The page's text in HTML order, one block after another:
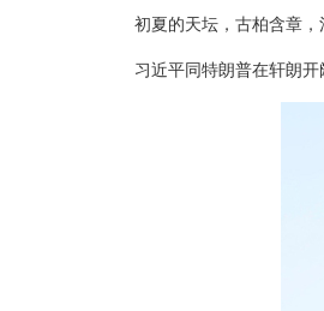
初夏的天坛，古柏含章，
习近平同特朗普在轩朗开